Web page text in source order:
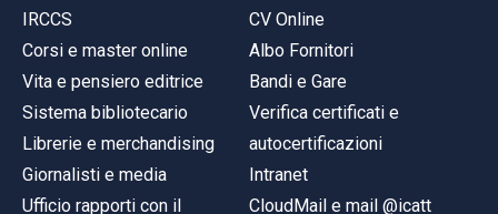
IRCCS
Corsi e master online
Vita e pensiero editrice
Sistema bibliotecario
Librerie e merchandising
Giornalisti e media
Ufficio rapporti con il
CV Online
Albo Fornitori
Bandi e Gare
Verifica certificati e
autocertificazioni
Intranet
CloudMail e mail @icatt